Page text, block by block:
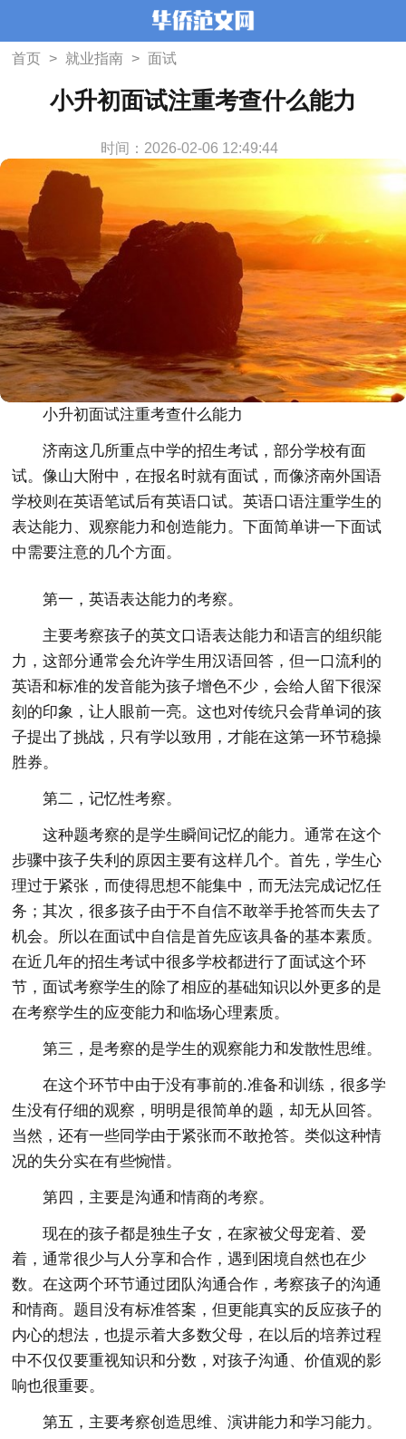
首页 > 就业指南 > 面试
小升初面试注重考查什么能力
时间：2026-02-06 12:49:44
小升初面试注重考查什么能力
济南这几所重点中学的招生考试，部分学校有面
试。像山大附中，在报名时就有面试，而像济南外国语
学校则在英语笔试后有英语口试。英语口语注重学生的
表达能力、观察能力和创造能力。下面简单讲一下面试
中需要注意的几个方面。
第一，英语表达能力的考察。
主要考察孩子的英文口语表达能力和语言的组织能
力，这部分通常会允许学生用汉语回答，但一口流利的
英语和标准的发音能为孩子增色不少，会给人留下很深
刻的印象，让人眼前一亮。这也对传统只会背单词的孩
子提出了挑战，只有学以致用，才能在这第一环节稳操
胜券。
第二，记忆性考察。
这种题考察的是学生瞬间记忆的能力。通常在这个
步骤中孩子失利的原因主要有这样几个。首先，学生心
理过于紧张，而使得思想不能集中，而无法完成记忆任
务；其次，很多孩子由于不自信不敢举手抢答而失去了
机会。所以在面试中自信是首先应该具备的基本素质。
在近几年的招生考试中很多学校都进行了面试这个环
节，面试考察学生的除了相应的基础知识以外更多的是
在考察学生的应变能力和临场心理素质。
第三，是考察的是学生的观察能力和发散性思维。
在这个环节中由于没有事前的.准备和训练，很多学
生没有仔细的观察，明明是很简单的题，却无从回答。
当然，还有一些同学由于紧张而不敢抢答。类似这种情
况的失分实在有些惋惜。
第四，主要是沟通和情商的考察。
现在的孩子都是独生子女，在家被父母宠着、爱
着，通常很少与人分享和合作，遇到困境自然也在少
数。在这两个环节通过团队沟通合作，考察孩子的沟通
和情商。题目没有标准答案，但更能真实的反应孩子的
内心的想法，也提示着大多数父母，在以后的培养过程
中不仅仅要重视知识和分数，对孩子沟通、价值观的影
响也很重要。
第五，主要考察创造思维、演讲能力和学习能力。